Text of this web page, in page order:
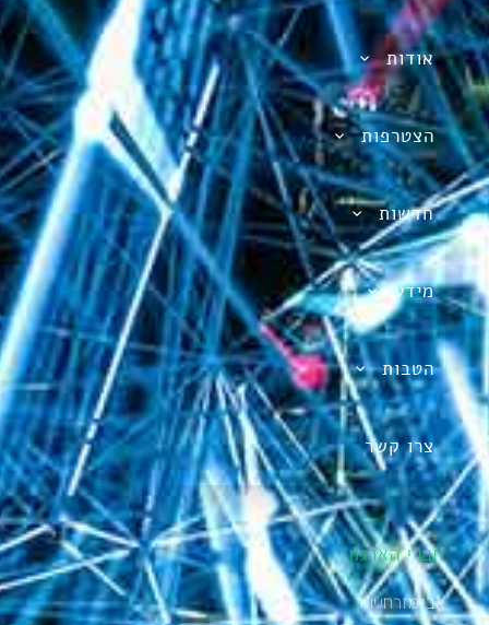
אודות
הצטרפות
חדשות
מידע
הטבות
צרו קשר
חברי הארגון
אבי מזרחי יו"ר